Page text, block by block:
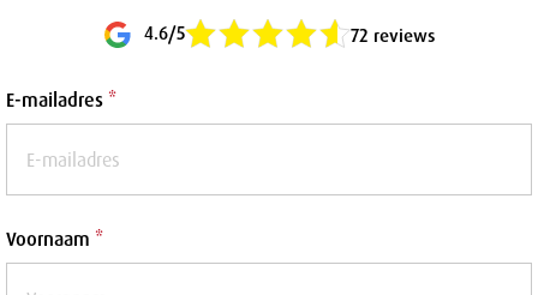
E-mailadres *
Voornaam *
4.6/5 72 reviews